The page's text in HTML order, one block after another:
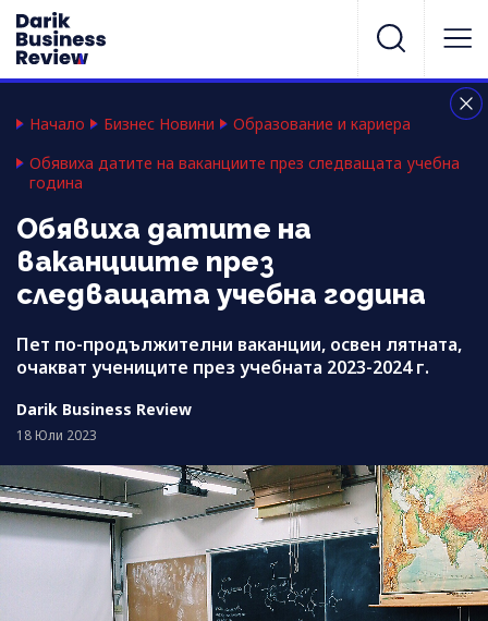
Начало Бизнес Новини
Образование и кариера
Обявиха датите на ваканциите през следващата учебна
година
Обявиха датите на
ваканциите през
следващата учебна година
Пет по-продължителни ваканции, освен лятната,
очакват учениците през учебната 2023-2024 г.
Darik Business Review
18 Юли 2023